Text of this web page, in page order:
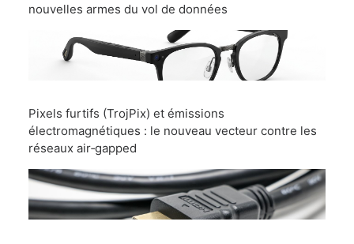
nouvelles armes du vol de données
Pixels furtifs (TrojPix) et émissions
électromagnétiques : le nouveau vecteur contre les
réseaux air‑gapped